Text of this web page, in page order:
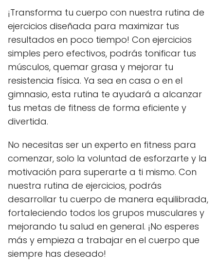
¡Transforma tu cuerpo con nuestra rutina de
ejercicios diseñada para maximizar tus
resultados en poco tiempo! Con ejercicios
simples pero efectivos, podrás tonificar tus
músculos, quemar grasa y mejorar tu
resistencia física. Ya sea en casa o en el
gimnasio, esta rutina te ayudará a alcanzar
tus metas de fitness de forma eficiente y
divertida.
No necesitas ser un experto en fitness para
comenzar, solo la voluntad de esforzarte y la
motivación para superarte a ti mismo. Con
nuestra rutina de ejercicios, podrás
desarrollar tu cuerpo de manera equilibrada,
fortaleciendo todos los grupos musculares y
mejorando tu salud en general. ¡No esperes
más y empieza a trabajar en el cuerpo que
siempre has deseado!